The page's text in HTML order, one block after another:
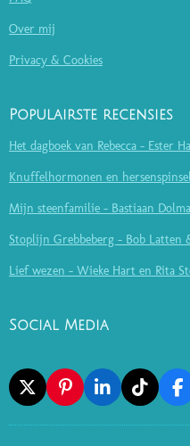
Over mij
Privacy & Cookies
Populairste recensies
Het dagboek van Rebecca - Ester
Knuffelhormonen en
Mijn steenfamilie - Bastiaan
Stoplijn Grebbeberg - Bob Latten
Lief wezen - Wieke Hart en Rita
Social Media
X
P
I
N
L
I
N
T
I
K
F
A
C